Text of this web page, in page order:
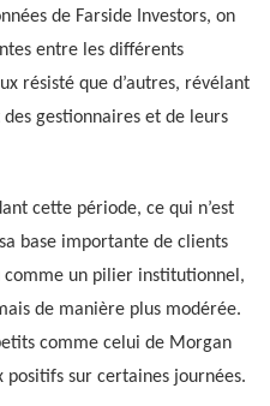
de Farside Investors, on
entre les différents
résisté que d’autres, révélant
gestionnaires et de leurs
cette période, ce qui n’est
base importante de clients
comme un pilier institutionnel,
de manière plus modérée.
comme celui de Morgan
sur certaines journées.